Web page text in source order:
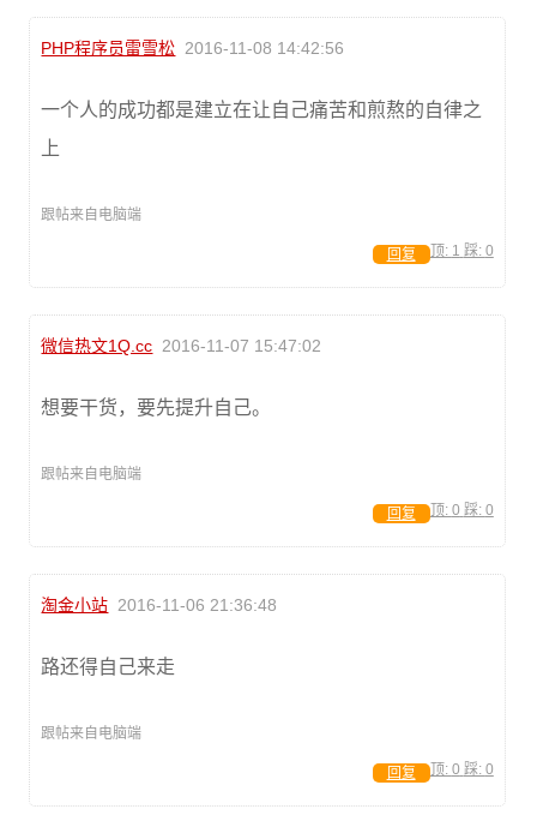
PHP程序员雷雪松 2016-11-08 14:42:56
一个人的成功都是建立在让自己痛苦和煎熬的自律之
上
跟帖来自电脑端
顶: 1 踩: 0
回复
微信热文1Q.cc 2016-11-07 15:47:02
想要干货，要先提升自己。
跟帖来自电脑端
顶: 0 踩: 0
回复
淘金小站 2016-11-06 21:36:48
路还得自己来走
跟帖来自电脑端
顶: 0 踩: 0
回复